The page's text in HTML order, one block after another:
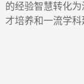
的经验智慧转化
才培养和一流学科